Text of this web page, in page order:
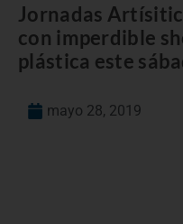
Jornadas
con imperdible
plástica este
mayo 28, 2019